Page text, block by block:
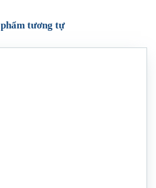
phẩm tương tự